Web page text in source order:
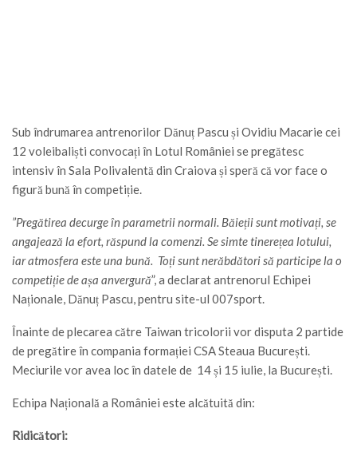
Sub îndrumarea antrenorilor Dănuț Pascu și Ovidiu Macarie cei
12 voleibaliști convocați în Lotul României se pregătesc
intensiv în Sala Polivalentă din Craiova și speră că vor face o
figură bună în competiție.
”Pregătirea decurge în parametrii normali. Băieții sunt motivați, se
angajează la efort, răspund la comenzi. Se simte tinerețea lotului,
iar atmosfera este una bună. Toți sunt nerăbdători să participe la o
competiție de așa anvergură”, a declarat antrenorul Echipei
Naționale, Dănuț Pascu, pentru site-ul 007sport.
Înainte de plecarea către Taiwan tricolorii vor disputa 2 partide
de pregătire în compania formației CSA Steaua București.
Meciurile vor avea loc în datele de 14 și 15 iulie, la București.
Echipa Națională a României este alcătuită din:
Ridicători: